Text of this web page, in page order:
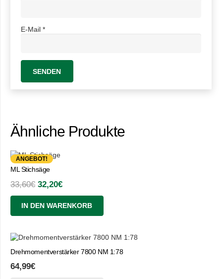
E-Mail *
Ähnliche Produkte
ANGEBOT!
ML Stichsäge
33,60€ Ursprünglicher
Preis
war:
33,60€
32,20€Aktueller
Preis
ist:
32,20€.
IN DEN WARENKORB
Drehmomentverstärker 7800 NM 1:78
64,99€